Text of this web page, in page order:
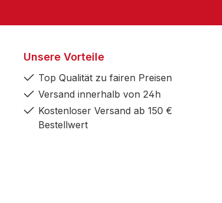
Unsere Vorteile
Top Qualität zu fairen Preisen
Versand innerhalb von 24h
Kostenloser Versand ab 150 €
Bestellwert